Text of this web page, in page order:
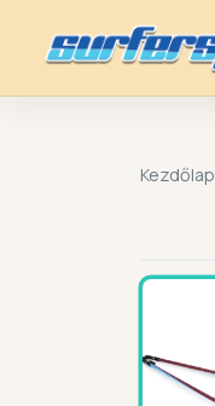
Kezdőlap